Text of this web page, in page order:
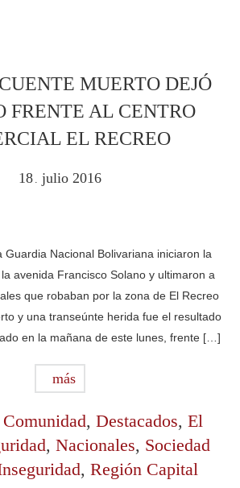
MUERTO DEJÓ
FRENTE AL CENTRO
EL RECREO
18 . julio 2016
Guardia Nacional Bolivariana iniciaron la
avenida Francisco Solano y ultimaron a
que robaban por la zona de El Recreo
y una transeúnte herida fue el resultado
en la mañana de este lunes, frente […]
más
Comunidad, Destacados, El
, Nacionales, Sociedad
, Región Capital